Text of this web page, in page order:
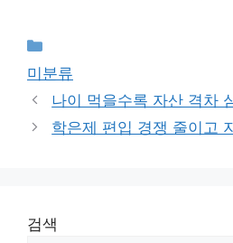
미분류
나이 먹을수록 자산 격차
학은제 편입 경쟁 줄이고
검색